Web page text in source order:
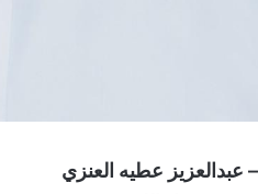
عبدالعزيز عطيه العنزي